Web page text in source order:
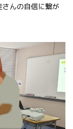
んの自信に繋が